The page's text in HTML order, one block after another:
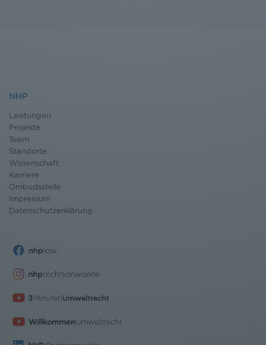
NHP
Leistungen
Projekte
Team
Standorte
Wissenschaft
Karriere
Ombudsstelle
Impressum
Datenschutzerklärung